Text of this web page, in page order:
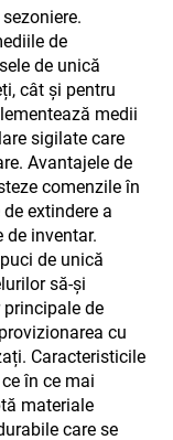
de
de unică
cât și pentru
medii
sigilate care
Avantajele de
comenzile în
extindere a
inventar.
de unică
să-și
de
cu
Caracteristicile
în ce mai
materiale
care se